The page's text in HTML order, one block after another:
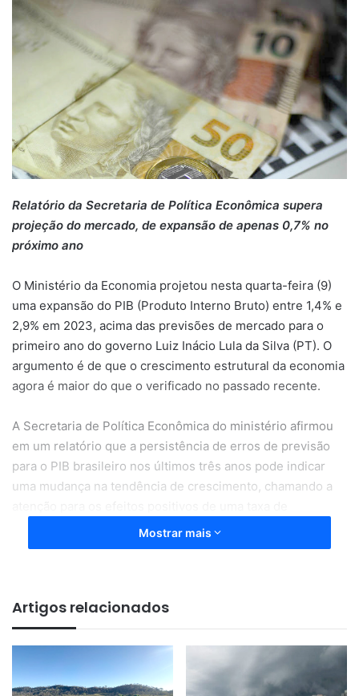
Relatório da Secretaria de Política Econômica supera
projeção do mercado, de expansão de apenas 0,7% no
próximo ano
O Ministério da Economia projetou nesta quarta-feira (9)
uma expansão do PIB (Produto Interno Bruto) entre 1,4% e
2,9% em 2023, acima das previsões de mercado para o
primeiro ano do governo Luiz Inácio Lula da Silva (PT). O
argumento é de que o crescimento estrutural da economia
agora é maior do que o verificado no passado recente.
A Secretaria de Política Econômica do ministério afirmou
em um relatório que a persistência de erros de previsão
para o PIB brasileiro nos últimos três anos pode indicar
uma mudança na tendência de crescimento, chamando a
investimento mais alta no curto prazo.
foi usada na proposta orçamentária enviada ao Congresso,
questionada por supostamente superestimar as receitas
do país.
Economistas da iniciativa privada calculam que a economia
Mostrar mais
Artigos relacionados